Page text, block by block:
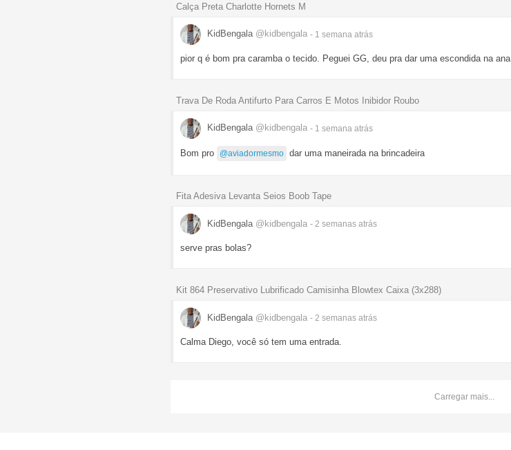
Calça Preta Charlotte Hornets M
KidBengala @kidbengala - 1 semana atrás
pior q é bom pra caramba o tecido. Peguei GG, deu pra dar uma escondida na ana
Trava De Roda Antifurto Para Carros E Motos Inibidor Roubo
KidBengala @kidbengala - 1 semana atrás
Bom pro @aviadormesmo dar uma maneirada na brincadeira
Fita Adesiva Levanta Seios Boob Tape
KidBengala @kidbengala - 2 semanas atrás
serve pras bolas?
Kit 864 Preservativo Lubrificado Camisinha Blowtex Caixa (3x288)
KidBengala @kidbengala - 2 semanas atrás
Calma Diego, você só tem uma entrada.
Carregar mais...